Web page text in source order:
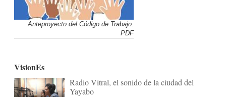
Anteproyecto del Código de Trabajo.
PDF
VisionEs
Radio Vitral, el sonido de la ciudad del
Yayabo